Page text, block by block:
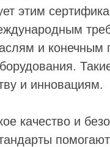
этим
и конечным
и инновациям.
качество и